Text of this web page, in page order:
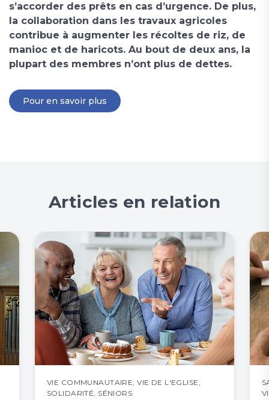
s’accorder des prêts en cas d’urgence. De plus,
la collaboration dans les travaux agricoles
contribue à augmenter les récoltes de riz, de
manioc et de haricots. Au bout de deux ans, la
plupart des membres n’ont plus de dettes.
Pour en savoir plus
Articles en relation
VIE COMMUNAUTAIRE ,VIE DE L'EGLISE
SOLIDARITÉ SÉNIORS